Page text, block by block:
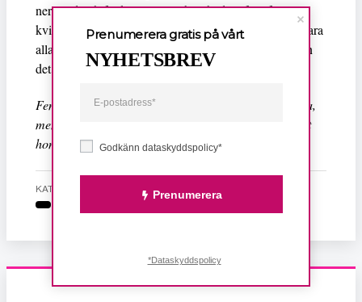
nerringd och fullkomligt mejlbombad av framförallt
kvinnor som vill ha hjälp. Jag har inte möjlighet att svara
alla så ett PMS-förbund behövs verkligen. Jag ser även
det som ett steg i min kvinnokamp.
Feministiskt Perspektiv har kontaktat tidningen Amelia,
men chefredaktör
säger på telefon att
hon inte vill ge några kommentarer.
KATEGORI
Godkänn dataskyddspolicy*
Prenumerera
Prenumerera gratis på vårt
NYHETSBREV
*Dataskyddspolicy